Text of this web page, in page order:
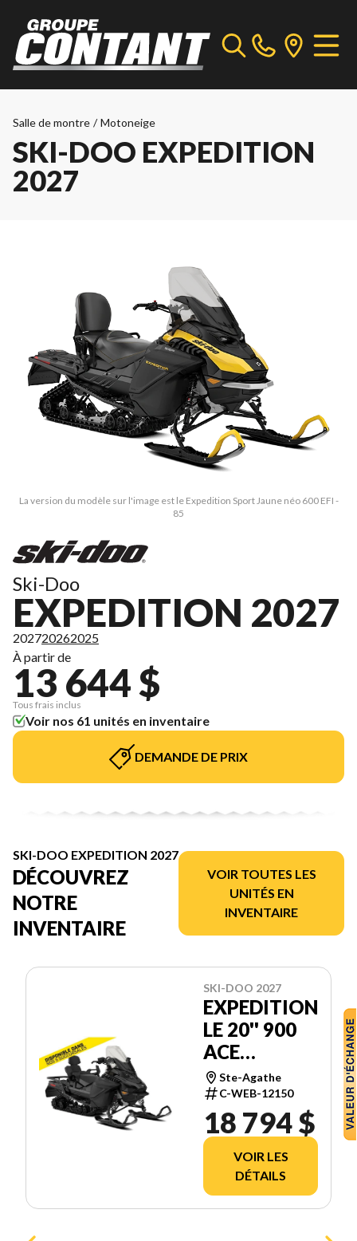
Salle de montre / Motoneige
SKI-DOO EXPEDITION
2027
La version du modèle sur l'image est le Expedition Sport Jaune néo 600 EFI -
85
Ski-Doo
EXPEDITION 2027
202720262025
À partir de
13 644 $
Tous frais inclus
Voir nos 61 unités en inventaire
DEMANDE DE PRIX
SKI-DOO EXPEDITION 2027
DÉCOUVREZ
NOTRE
INVENTAIRE
VOIR TOUTES LES
UNITÉS EN
INVENTAIRE
SKI-DOO 2027
EXPEDITION
LE 20'' 900
ACE
CROSSCUT
1.5'' E.S.
Ste-Agathe
C-WEB-12150
18 794 $
VOIR LES
DÉTAILS